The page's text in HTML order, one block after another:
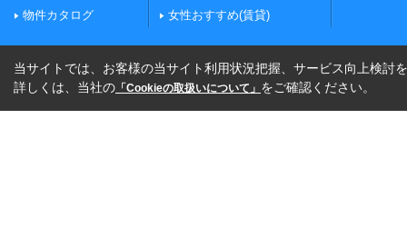
物件カタログ
女性おすすめ(賃貸)
当サイトでは、お客様の当サイト利用状況把握、サービス向上検討
詳しくは、当社の 「Cookieの取扱いについて」 をご確認ください。